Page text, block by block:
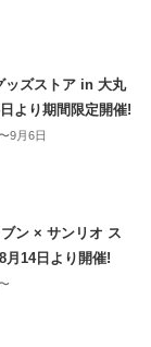
ッズストア in 大丸
より期間限定開催!
9月6日
ン × サンリオ ス
月14日より開催!